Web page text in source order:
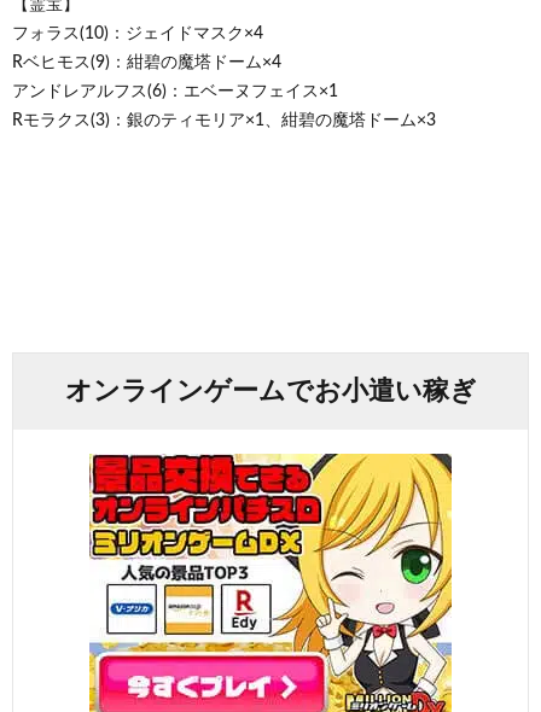
【霊宝】
フォラス(10)：ジェイドマスク×4
Rベヒモス(9)：紺碧の魔塔ドーム×4
アンドレアルフス(6)：エベーヌフェイス×1
Rモラクス(3)：銀のティモリア×1、紺碧の魔塔ドーム×3
オンラインゲームでお小遣い稼ぎ